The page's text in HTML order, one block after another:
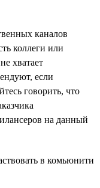
каналов
коллеги или
хватает
если
говорить, что
на данный
в комьюнити